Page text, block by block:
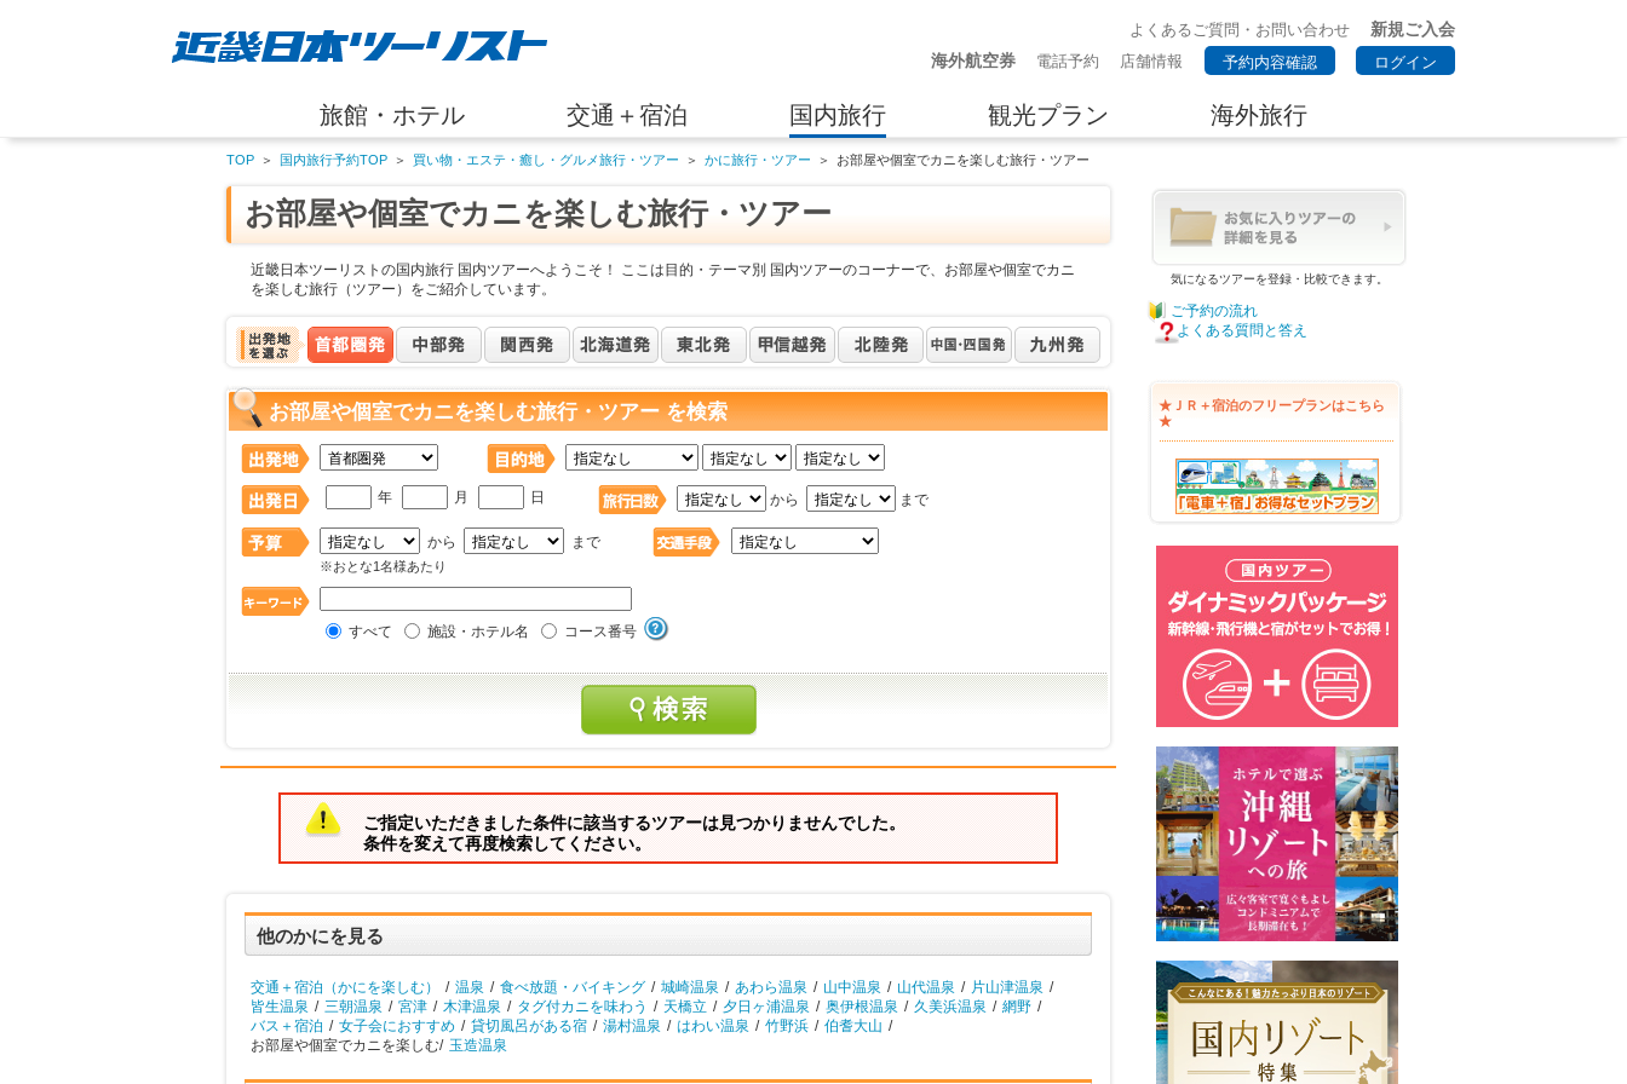
よくあるご質問・お問い合わせ
新規ご入会
海外航空券
電話予約 店舗情報 予約内容確認 ログイン
旅館・ホテル 交通＋宿泊 国内旅行 観光プラン 海外旅行
TOP ＞ 国内旅行予約TOP ＞ 買い物・エステ・癒し・グルメ旅行・ツアー ＞ かに旅行・ツアー ＞ お部屋や個室でカニを楽しむ旅行・ツアー
お部屋や個室でカニを楽しむ旅行・ツアー
近畿日本ツーリストの国内旅行 国内ツアーへようこそ！ ここは目的・テーマ別 国内ツアーのコーナーで、お部屋や個室でカニ
を楽しむ旅行（ツアー）をご紹介しています。
お部屋や個室でカニを楽しむ旅行・ツアー を検索
年 月 日 から まで
から まで
※おとな1名様あたり
すべて 施設・ホテル名 コース番号
ご指定いただきました条件に該当するツアーは見つかりませんでした。
条件を変えて再度検索してください。
他のかにを見る
交通＋宿泊（かにを楽しむ） / 温泉 / 食べ放題・バイキング / 城崎温泉 / あわら温泉 / 山中温泉 / 山代温泉 / 片山津温泉 /
皆生温泉 / 三朝温泉 / 宮津 / 木津温泉 / タグ付カニを味わう / 天橋立 / 夕日ヶ浦温泉 / 奥伊根温泉 / 久美浜温泉 / 網野 /
バス＋宿泊 / 女子会におすすめ / 貸切風呂がある宿 / 湯村温泉 / はわい温泉 / 竹野浜 / 伯耆大山 /
お部屋や個室でカニを楽しむ/ 玉造温泉
気になるツアーを登録・比較できます。
ご予約の流れ
よくある質問と答え
★ＪＲ＋宿泊のフリープランはこちら
★